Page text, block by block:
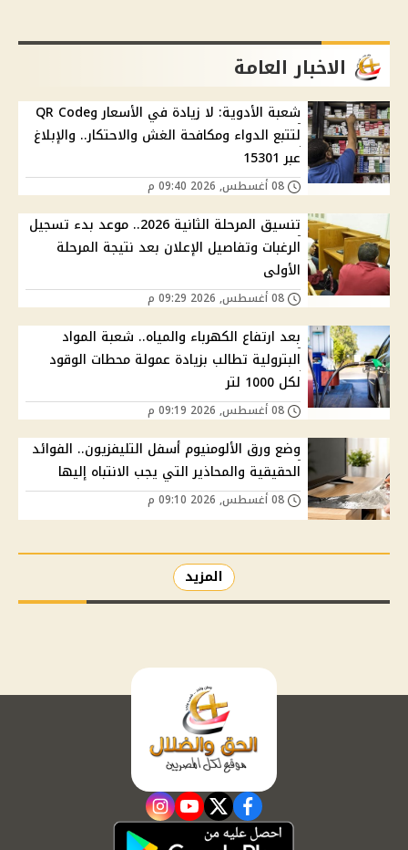
الاخبار العامة
شعبة الأدوية: لا زيادة في الأسعار وQR Code
لتتبع الدواء ومكافحة الغش والاحتكار.. والإبلاغ
عبر 15301
تنسيق المرحلة الثانية 2026.. موعد بدء تسجيل
الرغبات وتفاصيل الإعلان بعد نتيجة المرحلة
الأولى
بعد ارتفاع الكهرباء والمياه.. شعبة المواد
البترولية تطالب بزيادة عمولة محطات الوقود
لكل 1000 لتر
وضع ورق الألومنيوم أسفل التليفزيون.. الفوائد
الحقيقية والمحاذير التي يجب الانتباه إليها
المزيد
facebook
twitter
youtube
instagram